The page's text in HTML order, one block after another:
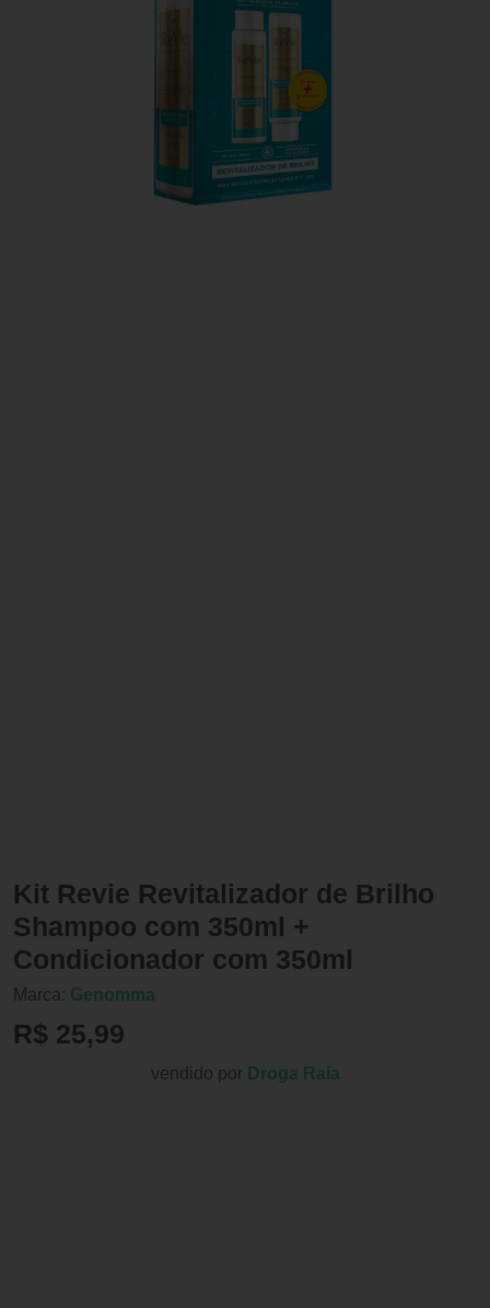
Kit Revie Revitalizador de Brilho
Shampoo com 350ml +
Condicionador com 350ml
Marca: Genomma
R$ 25,99
vendido por Droga Raia